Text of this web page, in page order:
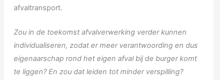
afvaltransport.
Zou in de toekomst afvalverwerking verder kunnen
individualiseren, zodat er meer verantwoording en dus
eigenaarschap rond het eigen afval bij de burger komt
te liggen? En zou dat leiden tot minder verspilling?